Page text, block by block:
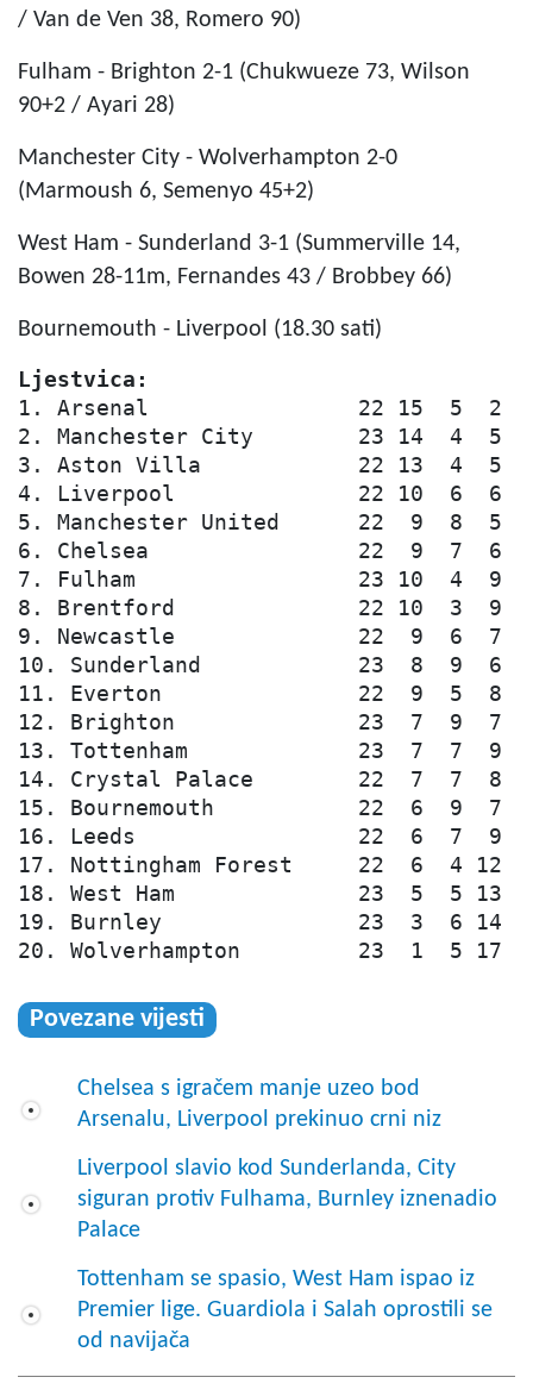
/ Van de Ven 38, Romero 90)
Fulham - Brighton 2-1 (Chukwueze 73, Wilson
90+2 / Ayari 28)
Manchester City - Wolverhampton 2-0
(Marmoush 6, Semenyo 45+2)
West Ham - Sunderland 3-1 (Summerville 14,
Bowen 28-11m, Fernandes 43 / Brobbey 66)
Bournemouth - Liverpool (18.30 sati)
Ljestvica:
1. Arsenal                22 15  5  2
2. Manchester City        23 14  4  5
3. Aston Villa            22 13  4  5
4. Liverpool              22 10  6  6
5. Manchester United      22  9  8  5
6. Chelsea                22  9  7  6
7. Fulham                 23 10  4  9
8. Brentford              22 10  3  9
9. Newcastle              22  9  6  7
10. Sunderland            23  8  9  6
11. Everton               22  9  5  8
12. Brighton              23  7  9  7
13. Tottenham             23  7  7  9
14. Crystal Palace        22  7  7  8
15. Bournemouth           22  6  9  7
16. Leeds                 22  6  7  9
17. Nottingham Forest     22  6  4 12
18. West Ham              23  5  5 13
19. Burnley               23  3  6 14
20. Wolverhampton         23  1  5 17
Povezane vijesti
Chelsea s igračem manje uzeo bod
Arsenalu, Liverpool prekinuo crni niz
Liverpool slavio kod Sunderlanda, City
siguran protiv Fulhama, Burnley iznenadio
Palace
Tottenham se spasio, West Ham ispao iz
Premier lige. Guardiola i Salah oprostili se
od navijača